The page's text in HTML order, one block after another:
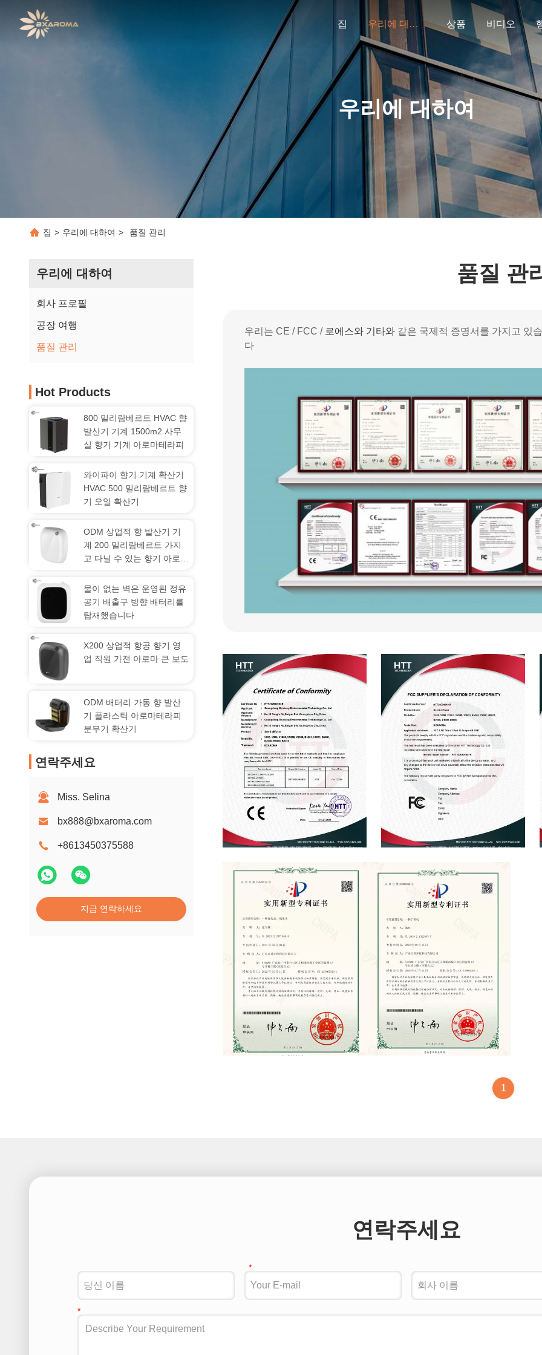
집 우리에 대하여 상품 비디오
우리에 대하여
집 > 우리에 대하여 > 품질 관리
우리에 대하여
회사 프로필
공장 여행
품질 관리
Hot Products
800 밀리람베르트 HVAC 향
발산기 기계 1500m2 사무
실 향기 기계 아로마테라피
와이파이 향기 기계 확산기
HVAC 500 밀리람베르트 향
기 오일 확산기
ODM 상업적 향 발산기 기
계 200 밀리람베르트 가지
고 다닐 수 있는 향기 아로마
물이 없는 벽은 운영된 정유
공기 배출구 방향 배터리를
탑재했습니다
X200 상업적 항공 향기 영
업 직원 가전 아로마 큰 보도
ODM 배터리 가동 향 발산
기 플라스틱 아로마테라피
분무기 확산기
연락주세요
Miss. Selina
bx888@bxaroma.com
+8613450375588
지금 연락하세요
품질 관
우리는 CE / FCC / 로에스와 기타와 같은 국제적 증명서를 가지고 있
다
1
연락주세요